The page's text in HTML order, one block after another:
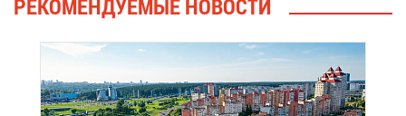
РЕ­КО­МЕН­ДУ­Е­МЫЕ НО­ВО­СТИ